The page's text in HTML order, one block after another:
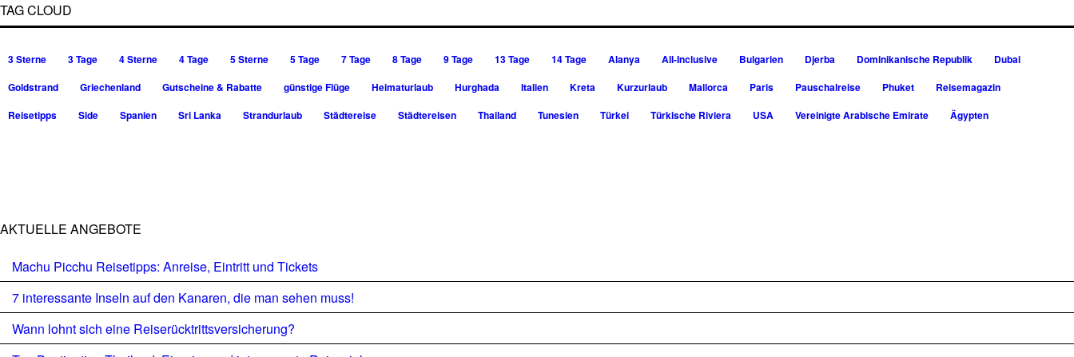
TAG CLOUD
3 Sterne 3 Tage 4 Sterne 4 Tage 5 Sterne 5 Tage 7 Tage 8 Tage 9 Tage 13 Tage 14 Tage Alanya All-Inclusive Bulgarien Djerba Dominikanische Republik
Dubai
Goldstrand
Griechenland Gutscheine & Rabatte günstige Flüge Heimaturlaub Hurghada Italien Kreta Kurzurlaub Mallorca Paris Pauschalreise Phuket
Reisemagazin
Reisetipps
Side Spanien Sri Lanka Strandurlaub Städtereise Städtereisen Thailand Tunesien Türkei Türkische Riviera USA Vereinigte Arabische Emirate Ägypten
AKTUELLE ANGEBOTE
Machu Picchu Reisetipps: Anreise, Eintritt und Tickets
7 interessante Inseln auf den Kanaren, die man sehen muss!
Wann lohnt sich eine Reiserücktrittsversicherung?